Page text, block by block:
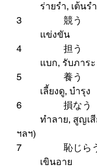
	ร่ายรำ, เต้นรำ
3		競う		きそう
	แข่งขัน
4		担う		になう
	แบก, รับภาระ
5		養う		やしなう
	เลี้ยงดู, บำรุง
6		損なう	そこなう
ฯลฯ)
7		恥じらう	はじらう
	เขินอาย